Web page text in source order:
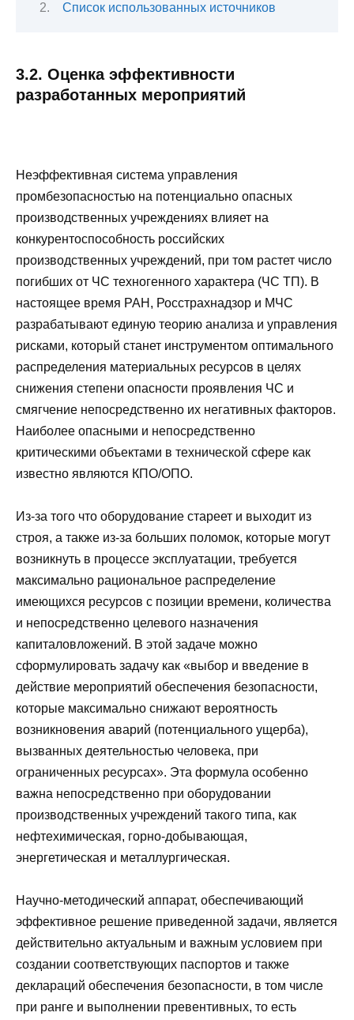
Список использованных источников
3.2. Оценка эффективности
разработанных мероприятий
Неэффективная система управления
промбезопасностью на потенциально опасных
производственных учреждениях влияет на
конкурентоспособность российских
производственных учреждений, при том растет число
погибших от ЧС техногенного характера (ЧС ТП). В
настоящее время РАН, Росстрахнадзор и МЧС
разрабатывают единую теорию анализа и управления
рисками, который станет инструментом оптимального
распределения материальных ресурсов в целях
снижения степени опасности проявления ЧС и
смягчение непосредственно их негативных факторов.
Наиболее опасными и непосредственно
критическими объектами в технической сфере как
известно являются КПО/ОПО.
Из-за того что оборудование стареет и выходит из
строя, а также из-за больших поломок, которые могут
возникнуть в процессе эксплуатации, требуется
максимально рациональное распределение
имеющихся ресурсов с позиции времени, количества
и непосредственно целевого назначения
капиталовложений. В этой задаче можно
сформулировать задачу как «выбор и введение в
действие мероприятий обеспечения безопасности,
которые максимально снижают вероятность
возникновения аварий (потенциального ущерба),
вызванных деятельностью человека, при
ограниченных ресурсах». Эта формула особенно
важна непосредственно при оборудовании
производственных учреждений такого типа, как
нефтехимическая, горно-добывающая,
энергетическая и металлургическая.
Научно-методический аппарат, обеспечивающий
эффективное решение приведенной задачи, является
действительно актуальным и важным условием при
создании соответствующих паспортов и также
деклараций обеспечения безопасности, в том числе
при ранге и выполнении превентивных, то есть